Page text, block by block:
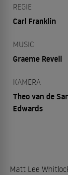
REGIE
Carl Franklin
MUSIC
Graeme Revell
KAMERA
Theo van de
Edwards
Matt Lee